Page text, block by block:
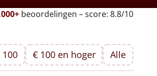
beoordelingen – score: 8.8/10
€ 100 en hoger Alle